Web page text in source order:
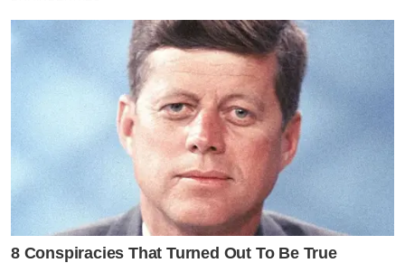
8 Conspiracies That Turned Out To Be True